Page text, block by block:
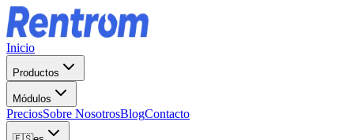
Inicio
Productos
Módulos
PreciosSobre NosotrosBlogContacto